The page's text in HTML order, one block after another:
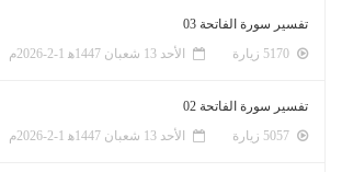
تفسير سورة الفاتحة 03
الأحد 13 شعبان 1447ﻫ 1-2-2026م
تفسير سورة الفاتحة 02
الأحد 13 شعبان 1447ﻫ 1-2-2026م